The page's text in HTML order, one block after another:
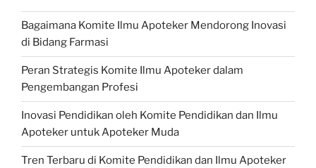
Bagaimana Komite Ilmu Apoteker Mendorong Inovasi
di Bidang Farmasi
Peran Strategis Komite Ilmu Apoteker dalam
Pengembangan Profesi
Inovasi Pendidikan oleh Komite Pendidikan dan Ilmu
Apoteker untuk Apoteker Muda
Tren Terbaru di Komite Pendidikan dan Ilmu Apoteker